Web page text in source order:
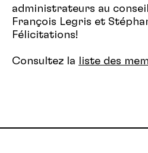
administrateurs au
François Legris et
Félicitations!
Consultez la liste des